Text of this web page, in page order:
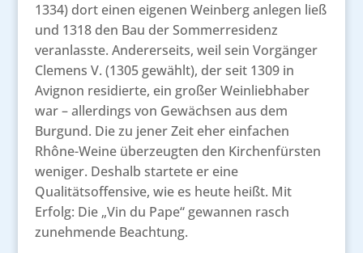
1334) dort einen eigenen Weinberg anlegen ließ
und 1318 den Bau der Sommerresidenz
veranlasste. Andererseits, weil sein Vorgänger
Clemens V. (1305 gewählt), der seit 1309 in
Avignon residierte, ein großer Weinliebhaber
war – allerdings von Gewächsen aus dem
Burgund. Die zu jener Zeit eher einfachen
Rhône-Weine überzeugten den Kirchenfürsten
weniger. Deshalb startete er eine
Qualitätsoffensive, wie es heute heißt. Mit
Erfolg: Die „Vin du Pape“ gewannen rasch
zunehmende Beachtung.